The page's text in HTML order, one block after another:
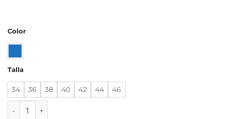
Color
Talla
34 36 38 40 42 44
46
Suéter cantidad